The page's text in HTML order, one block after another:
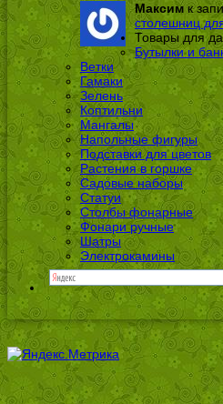
Максимк
столешниц
Товары для
Бутылки и
Ветки
Гамаки
Зелень
Коптильни
Мангалы
Напольные фигуры
Подставки для цветов
Растения в горшке
Садовые наборы
Статуи
Столбы фонарные
Фонари ручные
Шатры
Электрокамины